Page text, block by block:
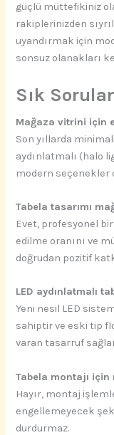
güçlü müttefikiniz
rakiplerinizden
uyandırmak için
sonsuz olanakları
Sık
Mağaza vitrini için
Son yıllarda
aydınlatmalı (halo
modern seçenekler
Tabela tasarımı
Evet, profesyonel
edilme oranını ve
doğrudan pozitif
LED aydınlatmalı
Yeni nesil LED
sahiptir ve eski tip
varan tasarruf
Tabela montajı için
Hayır, montaj
engellemeyecek
durdurmaz.